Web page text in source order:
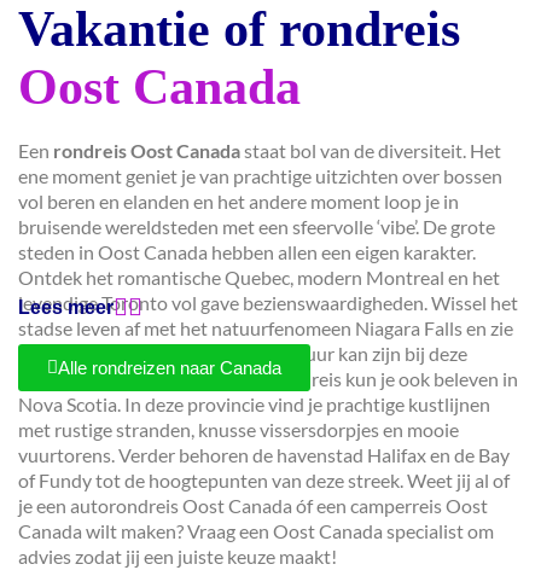
Vakantie of rondreis
Oost Canada
Een rondreis Oost Canadastaat bol van de diversiteit. Het
ene moment geniet je van prachtige uitzichten over bossen
vol beren en elanden en het andere moment loop je in
bruisende wereldsteden met een sfeervolle ‘vibe’. De grote
steden in Oost Canada hebben allen een eigen karakter.
Ontdek het romantische Quebec, modern Montreal en het
levendige Toronto vol gave bezienswaardigheden. Wissel het
stadse leven af met het natuurfenomeen Niagara Falls en zie
met eigen ogen hoe krachtig de natuur kan zijn bij deze
watervallen. Een Oost Canada rondreis kun je ook beleven in
Nova Scotia. In deze provincie vind je prachtige kustlijnen
met rustige stranden, knusse vissersdorpjes en mooie
vuurtorens. Verder behoren de havenstad Halifax en de Bay
of Fundy tot de hoogtepunten van deze streek. Weet jij al of
je een autorondreis Oost Canada óf een camperreis Oost
Canada wilt maken? Vraag een Oost Canada specialist om
advies zodat jij een juiste keuze maakt!
Lees meer
Alle rondreizen naar Canada